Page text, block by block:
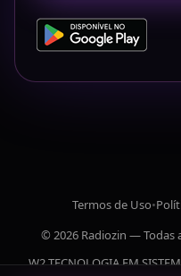
Termos de Uso•
© 2026 Radiozin — Todas
W2 TECNOLOGIA EM